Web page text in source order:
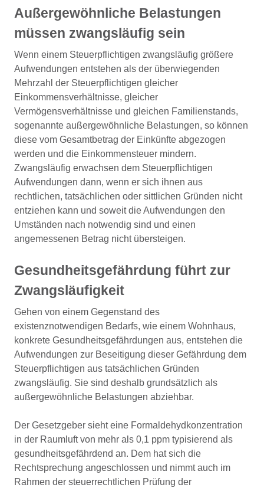
Außergewöhnliche Belastungen
müssen zwangsläufig sein
Wenn einem Steuerpflichtigen zwangsläufig größere
Aufwendungen entstehen als der überwiegenden
Mehrzahl der Steuerpflichtigen gleicher
Einkommensverhältnisse, gleicher
Vermögensverhältnisse und gleichen Familienstands,
sogenannte außergewöhnliche Belastungen, so können
diese vom Gesamtbetrag der Einkünfte abgezogen
werden und die Einkommensteuer mindern.
Zwangsläufig erwachsen dem Steuerpflichtigen
Aufwendungen dann, wenn er sich ihnen aus
rechtlichen, tatsächlichen oder sittlichen Gründen nicht
entziehen kann und soweit die Aufwendungen den
Umständen nach notwendig sind und einen
angemessenen Betrag nicht übersteigen.
Gesundheitsgefährdung führt zur
Zwangsläufigkeit
Gehen von einem Gegenstand des
existenznotwendigen Bedarfs, wie einem Wohnhaus,
konkrete Gesundheitsgefährdungen aus, entstehen die
Aufwendungen zur Beseitigung dieser Gefährdung dem
Steuerpflichtigen aus tatsächlichen Gründen
zwangsläufig. Sie sind deshalb grundsätzlich als
außergewöhnliche Belastungen abziehbar.
Der Gesetzgeber sieht eine Formaldehydkonzentration
in der Raumluft von mehr als 0,1 ppm typisierend als
gesundheitsgefährdend an. Dem hat sich die
Rechtsprechung angeschlossen und nimmt auch im
Rahmen der steuerrechtlichen Prüfung der